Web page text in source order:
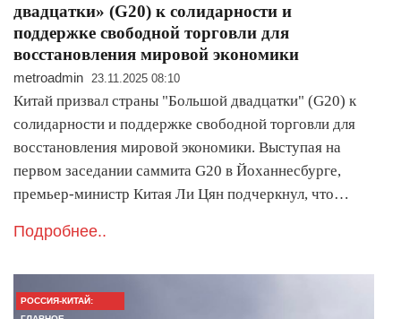
двадцатки» (G20) к солидарности и
поддержке свободной торговли для
восстановления мировой экономики
metroadmin 23.11.2025 08:10
Китай призвал страны "Большой двадцатки" (G20) к
солидарности и поддержке свободной торговли для
восстановления мировой экономики. Выступая на
первом заседании саммита G20 в Йоханнесбурге,
премьер-министр Китая Ли Цян подчеркнул, что…
Подробнее..
РОССИЯ-КИТАЙ: